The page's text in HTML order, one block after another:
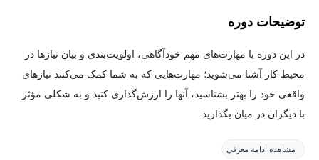
توضیحات دوره
در این دوره با مهارت‌های مهم خودآگاهی، اولویت‌بندی و بیان نیازها در
محیط کار آشنا می‌شوید؛ مهارت‌هایی که به شما کمک می‌کنند نیازهای
واقعی خود را بهتر بشناسید، آنها را ارزش‌گذاری کنید و به شکلی مؤثر
با دیگران در میان بگذارید.
مدرس دوره، جی فیلدز، ابتدا به شما کمک می‌کند تا الگوهایی را که
مشاهده ادامه معرفی